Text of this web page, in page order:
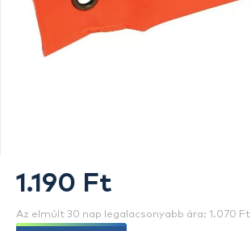
1.190 Ft
Az elmúlt 30 nap legalacsonyabb ára: 1.070 Ft